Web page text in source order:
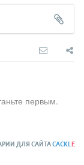
первым.
ДЛЯ САЙТАCACKL E